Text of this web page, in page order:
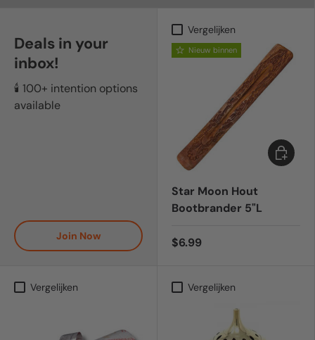
Deals in your
inbox!
🕯️ 100+ intention options
available
Join Now
Vergelijken
Nieuw binnen
Star Moon Hout
Bootbrander 5"L
$6.99
Vergelijken Vergelijken